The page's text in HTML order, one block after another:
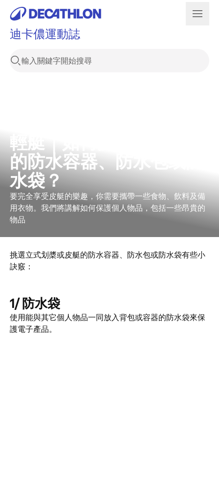
迪卡儂運動誌
輕艇｜如何挑選皮艇專用
的防水容器、防水包或防
水袋？
要完全享受皮艇的樂趣，你需要攜帶一些食物、飲料及備
用衣物。我們將講解如何保護個人物品，包括一些昂貴的
物品
挑選立式划槳或皮艇的防水容器、防水包或防水袋有些小
訣竅：
1/ 防水袋
使用能與其它個人物品一同放入背包或容器的防水袋來保
護電子產品。